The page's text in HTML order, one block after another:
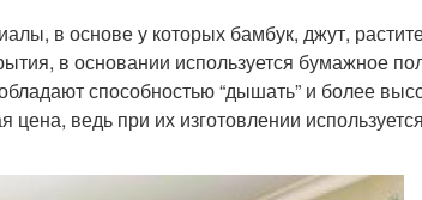
в основе у которых бамбук, джут,
в основании используется бумажное
способностью “дышать” и более
ведь при их изготовлении